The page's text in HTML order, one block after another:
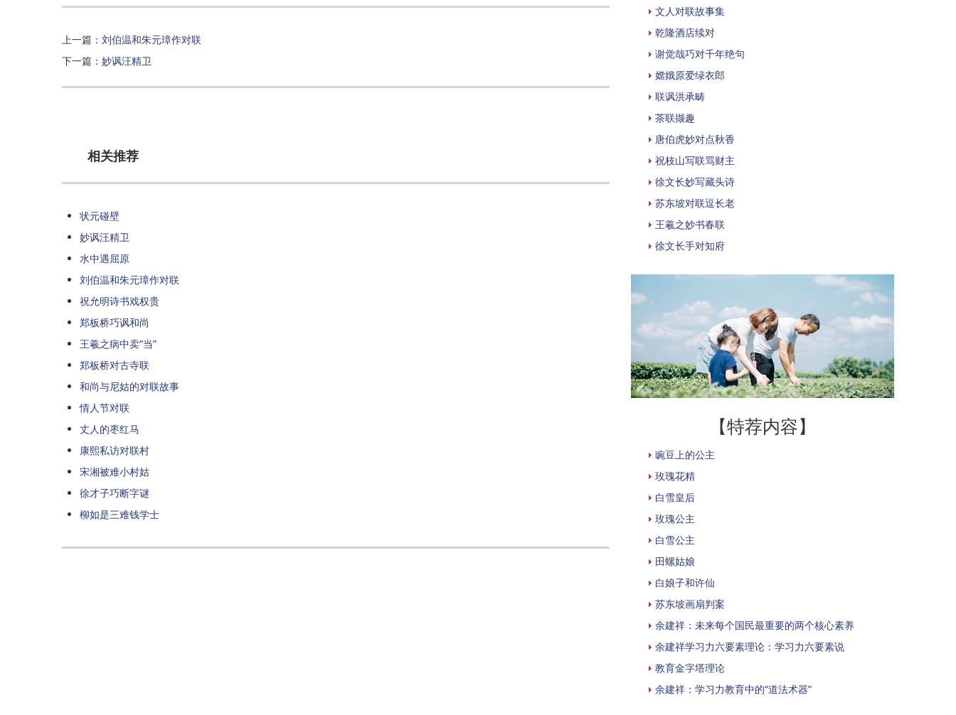
上一篇： 刘伯温和朱元璋作对联
下一篇： 妙讽汪精卫
相关推荐
状元碰壁
妙讽汪精卫
水中遇屈原
刘伯温和朱元璋作对联
祝允明诗书戏权贵
郑板桥巧讽和尚
王羲之病中卖“当”
郑板桥对古寺联
和尚与尼姑的对联故事
情人节对联
丈人的枣红马
康熙私访对联村
宋湘被难小村姑
徐才子巧断字谜
柳如是三难钱学士
文人对联故事集
乾隆酒店续对
谢觉哉巧对千年绝句
嫦娥原爱绿衣郎
联讽洪承畴
茶联撷趣
唐伯虎妙对点秋香
祝枝山写联骂财主
徐文长妙写藏头诗
苏东坡对联逗长老
王羲之妙书春联
徐文长手对知府
【特荐内容】
豌豆上的公主
玫瑰花精
白雪皇后
玫瑰公主
白雪公主
田螺姑娘
白娘子和许仙
苏东坡画扇判案
余建祥：未来每个国民最重要的两个核心素养
余建祥学习力六要素理论：学习力六要素说
教育金字塔理论
余建祥：学习力教育中的“道法术器”